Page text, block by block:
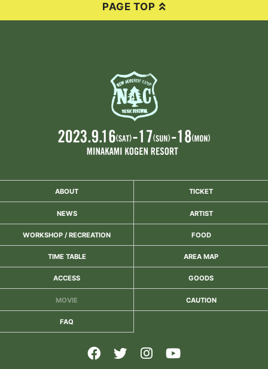
PAGE TOP
ABOUT TICKET
NEWS ARTIST
WORKSHOP / RECREATION FOOD
TIME TABLE AREA MAP
ACCESS GOODS
MOVIE CAUTION
FAQ